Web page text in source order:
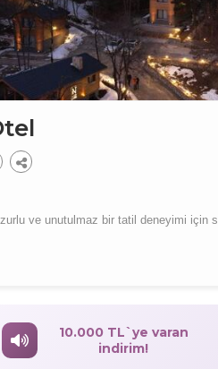
ve unutulmaz bir tatil deneyimi için
10.000 TL`ye varan
indirim!